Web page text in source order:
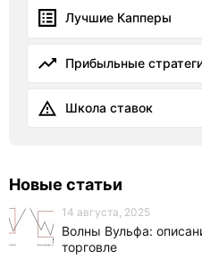
Лучшие Капперы
Прибыльные
Школа ставок
Новые статьи
14 августа, 2025
Волны Вульфа:
торговле